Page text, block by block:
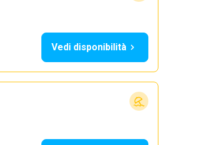
Vedi disponibilità